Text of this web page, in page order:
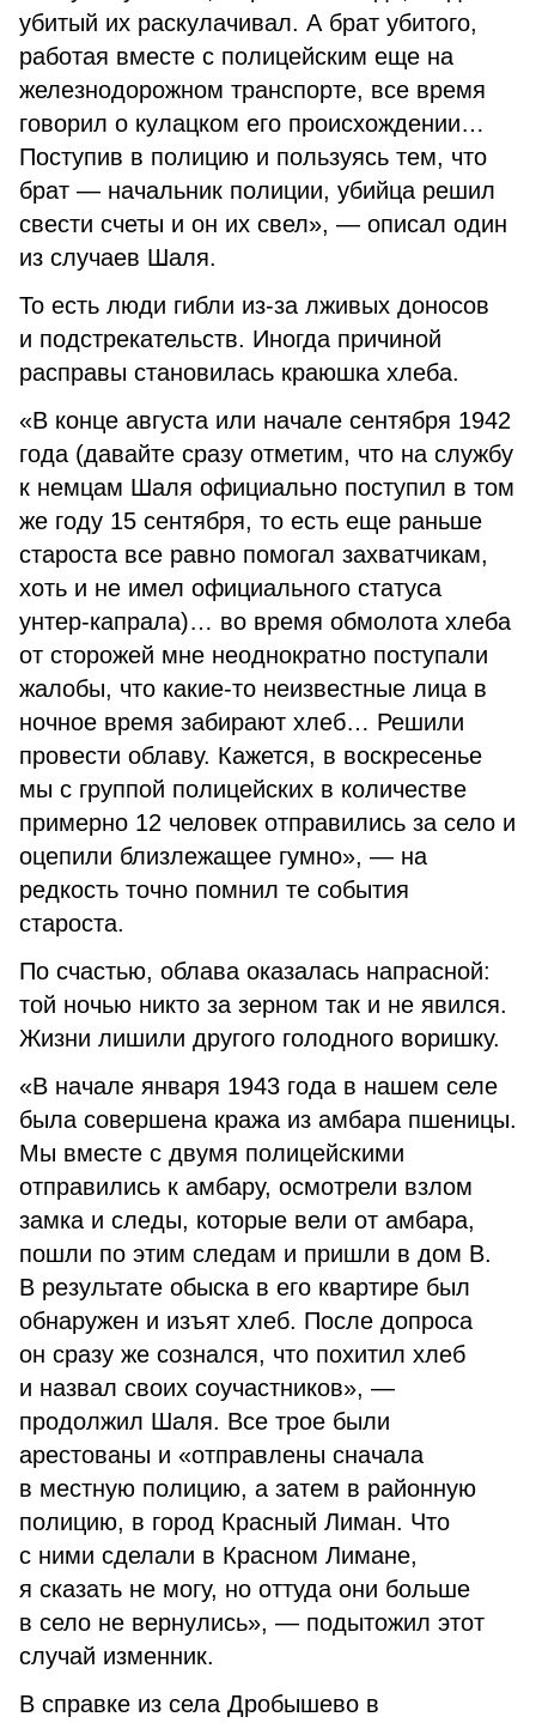
убитый их раскулачивал. А брат убитого,
работая вместе с полицейским еще на
железнодорожном транспорте, все время
говорил о кулацком его происхождении…
Поступив в полицию и пользуясь тем, что
брат — начальник полиции, убийца решил
свести счеты и он их свел», — описал один
из случаев Шаля.
То есть люди гибли из-за лживых доносов
и подстрекательств. Иногда причиной
расправы становилась краюшка хлеба.
«В конце августа или начале сентября 1942
года (давайте сразу отметим, что на службу
к немцам Шаля официально поступил в том
же году 15 сентября, то есть еще раньше
староста все равно помогал захватчикам,
хоть и не имел официального статуса
унтер-капрала)… во время обмолота хлеба
от сторожей мне неоднократно поступали
жалобы, что какие-то неизвестные лица в
ночное время забирают хлеб… Решили
провести облаву. Кажется, в воскресенье
мы с группой полицейских в количестве
примерно 12 человек отправились за село и
оцепили близлежащее гумно», — на
редкость точно помнил те события
староста.
По счастью, облава оказалась напрасной:
той ночью никто за зерном так и не явился.
Жизни лишили другого голодного воришку.
«В начале января 1943 года в нашем селе
была совершена кража из амбара пшеницы.
Мы вместе с двумя полицейскими
отправились к амбару, осмотрели взлом
замка и следы, которые вели от амбара,
пошли по этим следам и пришли в дом В.
В результате обыска в его квартире был
обнаружен и изъят хлеб. После допроса
он сразу же сознался, что похитил хлеб
и назвал своих соучастников», —
продолжил Шаля. Все трое были
арестованы и «отправлены сначала
в местную полицию, а затем в районную
полицию, в город Красный Лиман. Что
с ними сделали в Красном Лимане,
я сказать не могу, но оттуда они больше
в село не вернулись», — подытожил этот
случай изменник.
В справке из села Дробышево в